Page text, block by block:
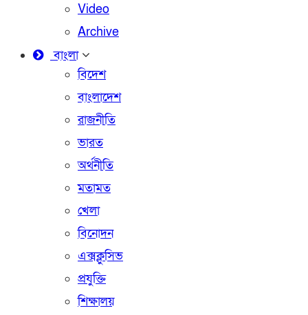
Video
Archive
বাংলা
বিদেশ
বাংলাদেশ
রাজনীতি
ভারত
অর্থনীতি
মতামত
খেলা
বিনোদন
এক্সক্লুসিভ
প্রযুক্তি
শিক্ষালয়